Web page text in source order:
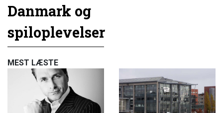
Danmark og
spiloplevelser
MEST LÆSTE